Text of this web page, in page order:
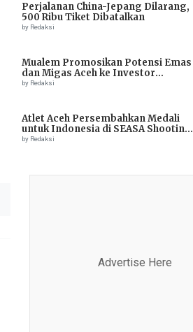
Perjalanan China-Jepang Dilarang,
500 Ribu Tiket Dibatalkan
by Redaksi
Mualem Promosikan Potensi Emas
dan Migas Aceh ke Investor
Tiongkok
by Redaksi
Atlet Aceh Persembahkan Medali
untuk Indonesia di SEASA Shooting
Championship 2025
by Redaksi
Advertise Here